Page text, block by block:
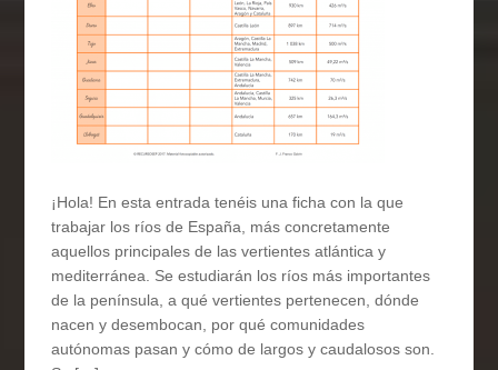
¡Hola! En esta entrada tenéis una ficha con la que
trabajar los ríos de España, más concretamente
aquellos principales de las vertientes atlántica y
mediterránea. Se estudiarán los ríos más importantes
de la península, a qué vertientes pertenecen, dónde
nacen y desembocan, por qué comunidades
autónomas pasan y cómo de largos y caudalosos son.